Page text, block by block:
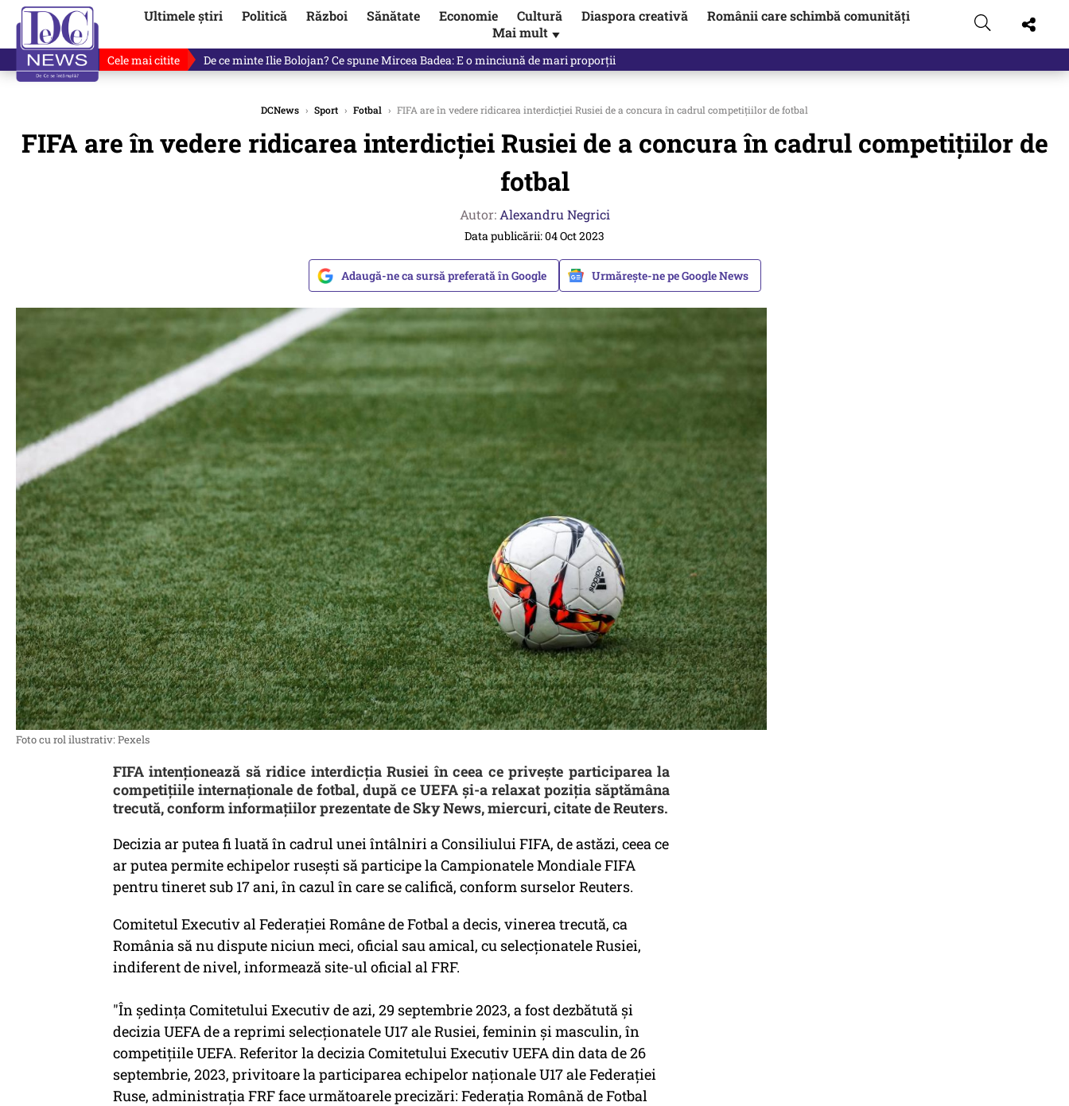
Ultimele știri Politică Război Sănătate Economie Cultură Diaspora creativă
Românii care schimbă comunități
Mai mult ▼
Cele mai citite Cu luni înainte de anunțul lui Ponta, Chirieac anticipa totul. Cine este acum în pericol / VIDEO
DCNews › Sport › Fotbal › FIFA are în vedere ridicarea interdicției Rusiei de a concura în cadrul competițiilor de fotbal
FIFA are în vedere ridicarea interdicției Rusiei de a concura în cadrul competițiilor de
fotbal
Autor: Alexandru Negrici
Data publicării: 04 Oct 2023
Adaugă-ne ca sursă preferată în Google Urmărește-ne pe Google News
Foto cu rol ilustrativ: Pexels
FIFA intenționează să ridice interdicția Rusiei în ceea ce privește participarea la
competițiile internaționale de fotbal, după ce UEFA și-a relaxat poziția săptămâna
trecută, conform informațiilor prezentate de Sky News, miercuri, citate de Reuters.
Decizia ar putea fi luată în cadrul unei întâlniri a Consiliului FIFA, de astăzi, ceea ce
ar putea permite echipelor rusești să participe la Campionatele Mondiale FIFA
pentru tineret sub 17 ani, în cazul în care se califică, conform surselor Reuters.
Comitetul Executiv al Federaţiei Române de Fotbal a decis, vinerea trecută, ca
România să nu dispute niciun meci, oficial sau amical, cu selecţionatele Rusiei,
indiferent de nivel, informează site-ul oficial al FRF.
"În şedinţa Comitetului Executiv de azi, 29 septembrie 2023, a fost dezbătută şi
decizia UEFA de a reprimi selecţionatele U17 ale Rusiei, feminin şi masculin, în
competiţiile UEFA. Referitor la decizia Comitetului Executiv UEFA din data de 26
septembrie, 2023, privitoare la participarea echipelor naţionale U17 ale Federaţiei
Ruse, administraţia FRF face următoarele precizări: Federaţia Română de Fotbal